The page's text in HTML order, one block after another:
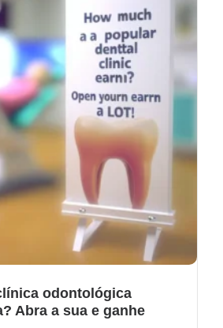
odontológica
Abra a sua e ganhe